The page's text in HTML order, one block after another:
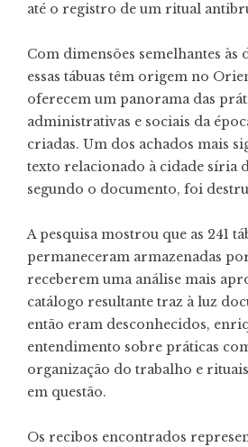
até o registro de um ritual
Com dimensões semelhantes às
essas tábuas têm origem no
oferecem um panorama das
administrativas e sociais da
criadas. Um dos achados mais
texto relacionado à cidade síria
segundo o documento, foi
A pesquisa mostrou que as 241
permaneceram armazenadas
receberem uma análise mais
catálogo resultante traz à luz
então eram desconhecidos,
entendimento sobre práticas
organização do trabalho e
em questão.
Os recibos encontrados